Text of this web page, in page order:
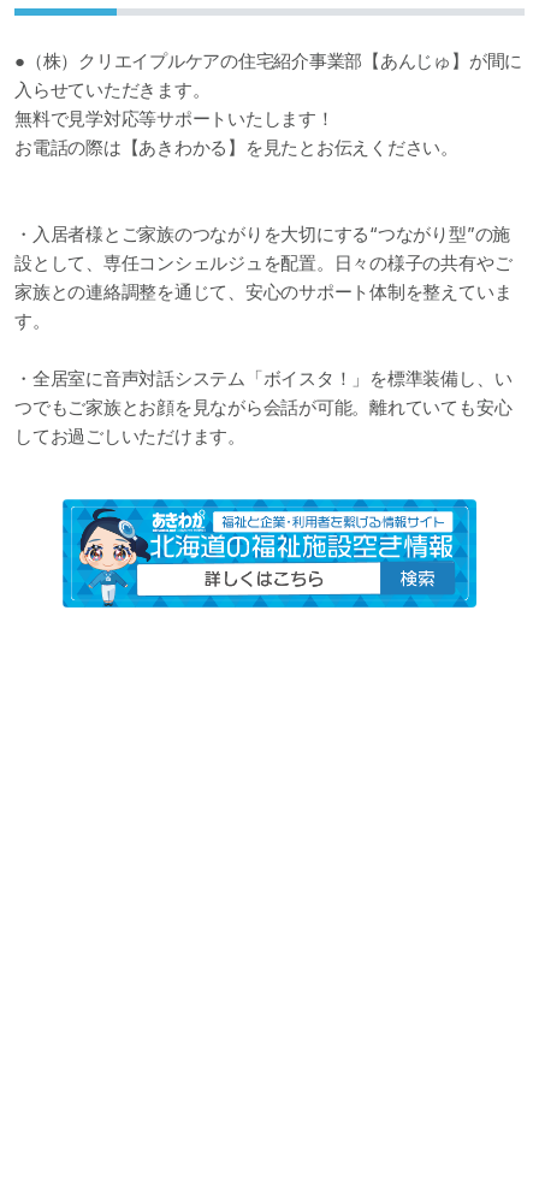
●（株）クリエイプルケアの住宅紹介事業部【あんじゅ】が間に
入らせていただきます。
無料で見学対応等サポートいたします！
お電話の際は【あきわかる】を見たとお伝えください。
・入居者様とご家族のつながりを大切にする“つながり型”の施
設として、専任コンシェルジュを配置。日々の様子の共有やご
家族との連絡調整を通じて、安心のサポート体制を整えていま
す。
・全居室に音声対話システム「ボイスタ！」を標準装備し、い
つでもご家族とお顔を見ながら会話が可能。離れていても安心
してお過ごしいただけます。